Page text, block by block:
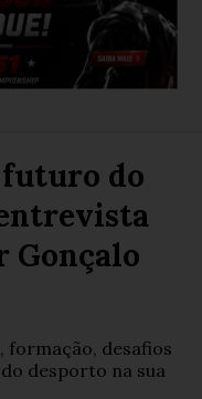
futuro do
Gonçalo
formação, desafios
desporto na sua